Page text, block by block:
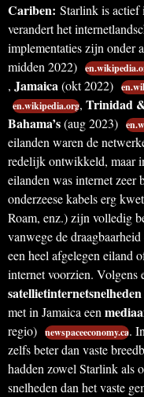
Cariben: Starlink is actief
verandert het
implementaties zijn onder
midden 2022)
, Jamaica(okt 2022)
en.wikipedia.org, Trinidad
Bahama’s(aug 2023)
eilanden waren de
redelijk ontwikkeld, maar
eilanden was internet
onderzeese kabels erg
Roam, enz.) zijn volledig
vanwege de
een heel afgelegen eiland
internet voorzien. Volgens
met in Jamaica een
regio) newspaceeconomy.ca.
zelfs beter dan vaste
hadden zowel Starlink als
snelheden dan het vaste